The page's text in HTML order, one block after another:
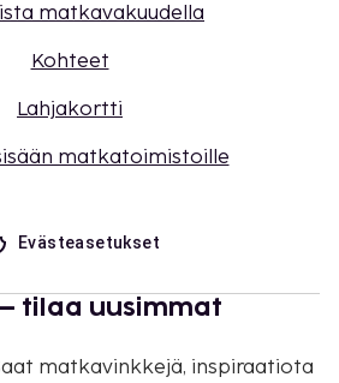
matkavakuudella
Kohteet
Lahjakortti
matkatoimistoille
Evästeasetukset
tilaa uusimmat
matkavinkkejä, inspiraatiota